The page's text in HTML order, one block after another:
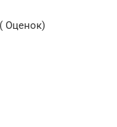
Оценок)